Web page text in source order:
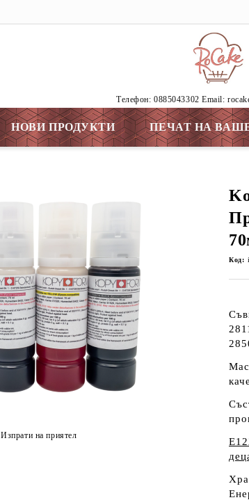
Tелефон: 0885043302 Email:
НОВИ ПРОДУКТИ ПЕЧАТ НА
Код:
Изпрати на приятел